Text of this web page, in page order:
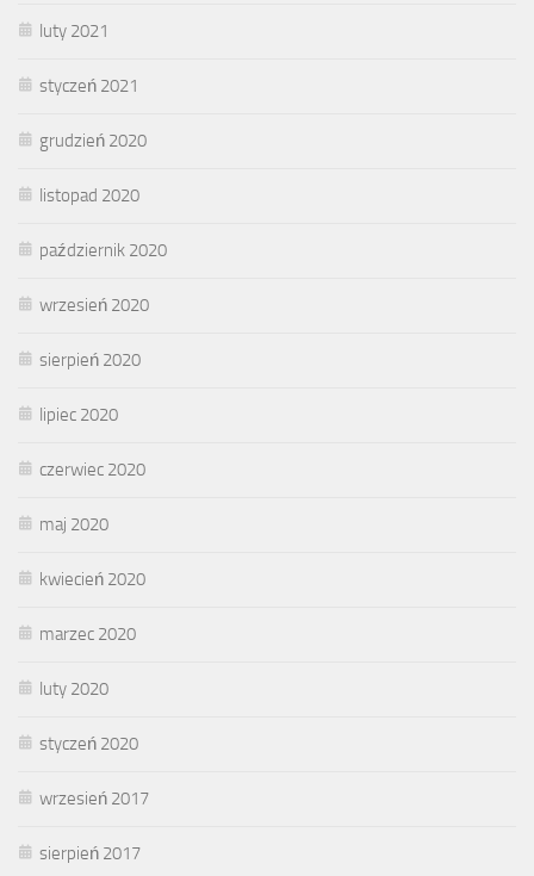
luty 2021
styczeń 2021
grudzień 2020
listopad 2020
październik 2020
wrzesień 2020
sierpień 2020
lipiec 2020
czerwiec 2020
maj 2020
kwiecień 2020
marzec 2020
luty 2020
styczeń 2020
wrzesień 2017
sierpień 2017